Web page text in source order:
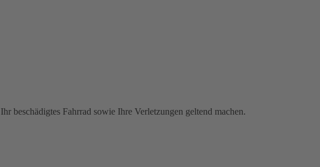
beschädigtes Fahrrad sowie Ihre Verletzungen geltend machen.